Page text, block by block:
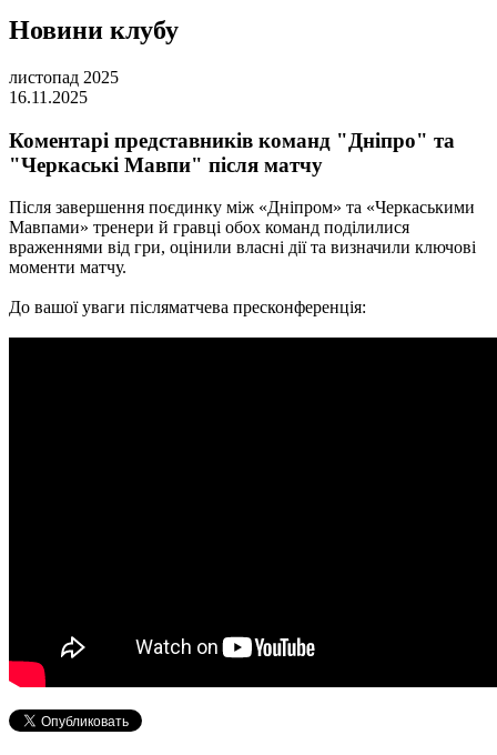
Новини клубу
листопад 2025
16.11.2025
Коментарі представників команд "Дніпро" та
"Черкаські Мавпи" після матчу
Після завершення поєдинку між «Дніпром» та «Черкаськими
Мавпами» тренери й гравці обох команд поділилися
враженнями від гри, оцінили власні дії та визначили ключові
моменти матчу.
До вашої уваги післяматчева пресконференція: